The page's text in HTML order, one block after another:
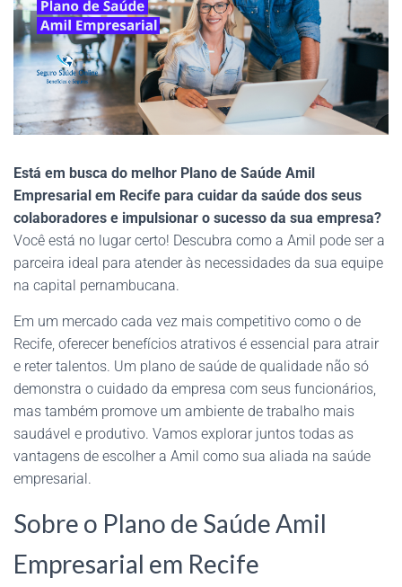
Está em busca do melhor Plano de Saúde Amil
Empresarial em Recife para cuidar da saúde dos seus
colaboradores e impulsionar o sucesso da sua empresa?
Você está no lugar certo! Descubra como a Amil pode ser a
parceira ideal para atender às necessidades da sua equipe
na capital pernambucana.
Em um mercado cada vez mais competitivo como o de
Recife, oferecer benefícios atrativos é essencial para atrair
e reter talentos. Um plano de saúde de qualidade não só
demonstra o cuidado da empresa com seus funcionários,
mas também promove um ambiente de trabalho mais
saudável e produtivo. Vamos explorar juntos todas as
vantagens de escolher a Amil como sua aliada na saúde
empresarial.
Sobre o Plano de Saúde Amil
Empresarial em Recife